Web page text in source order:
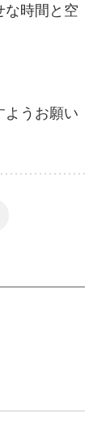
な時間と空
ようお願い